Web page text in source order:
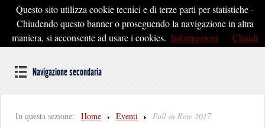
Pontedera2020
Dal cuore della Toscana un'idea di Futuro
Navigazione secondaria
In questa sezione: Home Eventi Pall in Rete 2017
Questo sito utilizza cookie tecnici e di terze parti per statistiche -
Chiudendo questo banner o proseguendo la navigazione in altra
maniera, si acconsente ad usare i cookies. Informazioni Chiudi